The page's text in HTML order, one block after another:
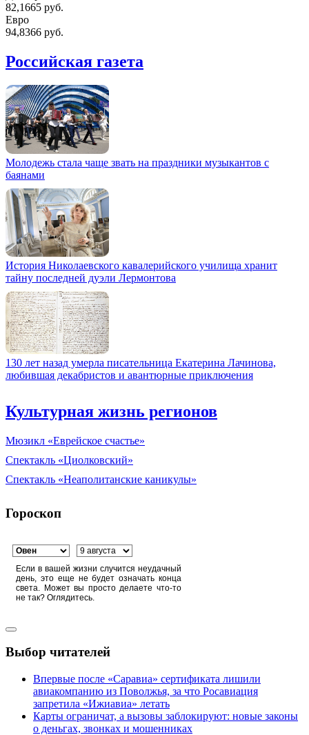
82,1665 руб.
Евро
94,8366 руб.
Российская газета
Молодежь стала чаще звать на праздники музыкантов с
баянами
История Николаевского кавалерийского училища хранит
тайну последней дуэли Лермонтова
130 лет назад умерла писательница Екатерина Лачинова,
любившая декабристов и авантюрные приключения
Культурная жизнь регионов
Мюзикл «Еврейское счастье»
Спектакль «Циолковский»
Спектакль «Неаполитанские каникулы»
Гороскоп
Если в вашей жизни случится неудачный
день, это еще не будет означать конца
света. Может вы просто делаете что-то
не так? Оглядитесь.
Выбор читателей
Впервые после «Саравиа» сертификата лишили
авиакомпанию из Поволжья, за что Росавиация
запретила «Ижиавиа» летать
Карты ограничат, а вызовы заблокируют: новые законы
о деньгах, звонках и мошенниках